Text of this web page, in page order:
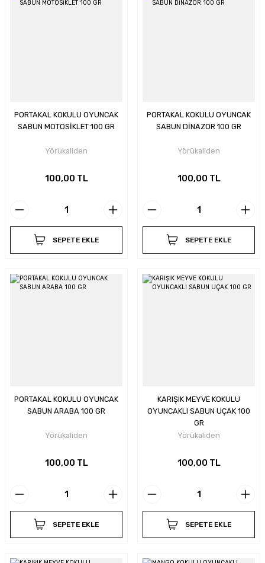
PORTAKAL KOKULU OYUNCAK
SABUN MOTOSİKLET 100 GR
Yörükaliden
100,00 TL
SEPETE EKLE
PORTAKAL KOKULU OYUNCAK
SABUN DİNAZOR 100 GR
Yörükaliden
100,00 TL
SEPETE EKLE
PORTAKAL KOKULU OYUNCAK
SABUN ARABA 100 GR
Yörükaliden
100,00 TL
SEPETE EKLE
KARIŞIK MEYVE KOKULU
OYUNCAKLI SABUN UÇAK 100
GR
Yörükaliden
100,00 TL
SEPETE EKLE